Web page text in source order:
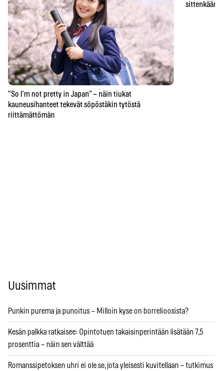
”So I’m not pretty in Japan” – näin tiukat
kauneusihanteet tekevät söpöstäkin tytöstä
riittämättömän
sittenkään
Uusimmat
Punkin purema ja punoitus – Milloin kyse on borrelioosista?
Kesän palkka ratkaisee: Opintotuen takaisinperintään lisätään 7,5
prosenttia – näin sen välttää
Romanssipetoksen uhri ei ole se, jota yleisesti kuvitellaan – tutkimus